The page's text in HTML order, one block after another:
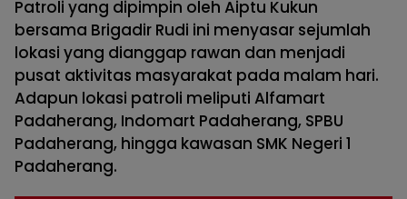
Patroli yang dipimpin oleh Aiptu Kukun
bersama Brigadir Rudi ini menyasar sejumlah
lokasi yang dianggap rawan dan menjadi
pusat aktivitas masyarakat pada malam hari.
Adapun lokasi patroli meliputi Alfamart
Padaherang, Indomart Padaherang, SPBU
Padaherang, hingga kawasan SMK Negeri 1
Padaherang.